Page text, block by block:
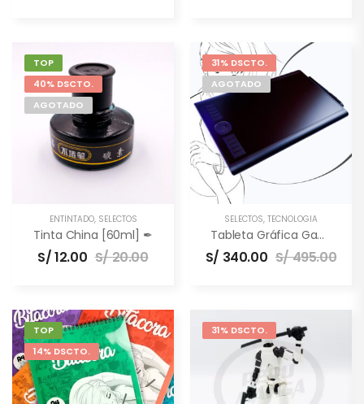
TOP
40% DSCTO.
AGOTADO
ENTINTADO, SELECTOS
Tinta China [60ml] ✒
S/12.00 S/20.00
31% DSCTO.
AGOTADO
SELECTOS, TECNOLOGÍA
Tableta Gráfica Gaomon M10K PRO [10×6.5″] –
S/ 340.00 S/495.00
TOP
14% DSCTO.
31% DSCTO.